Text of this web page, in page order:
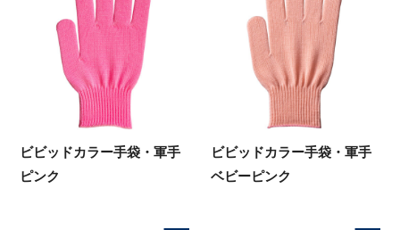
ビビッドカラー手袋・軍手
ピンク
ビビッドカラー手袋・軍手
ベビーピンク